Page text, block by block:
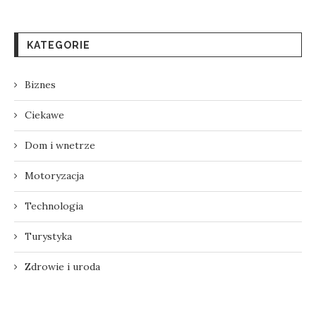
KATEGORIE
Biznes
Ciekawe
Dom i wnetrze
Motoryzacja
Technologia
Turystyka
Zdrowie i uroda